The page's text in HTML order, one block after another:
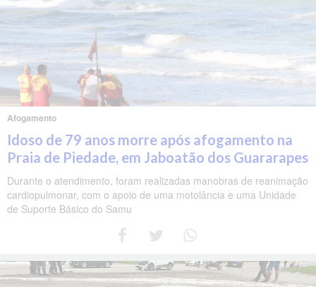
Afogamento
Idoso de 79 anos morre após afogamento na
Praia de Piedade, em Jaboatão dos Guararapes
Durante o atendimento, foram realizadas manobras de reanimação
cardiopulmonar, com o apoio de uma motolância e uma Unidade
de Suporte Básico do Samu